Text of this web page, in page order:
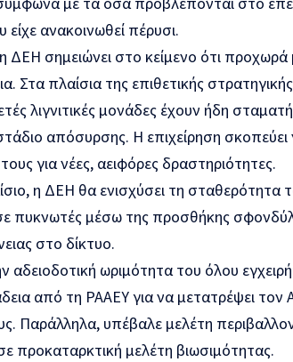
είχε ανακοινωθεί πέρυσι.
ΔΕΗ σημειώνει στο κείμενο ότι
Στα πλαίσια της επιθετικής
λιγνιτικές μονάδες έχουν ήδη
απόσυρσης. Η επιχείρηση
για νέες, αειφόρες δραστηριότητες.
η ΔΕΗ θα ενισχύσει τη σταθερότητα
σε πυκνωτές μέσω της προσθήκης
στο δίκτυο.
ωριμότητα του όλου
από τη ΡΑΑΕΥ για να μετατρέψει
Παράλληλα, υπέβαλε μελέτη
προκαταρκτική μελέτη βιωσιμότητας.